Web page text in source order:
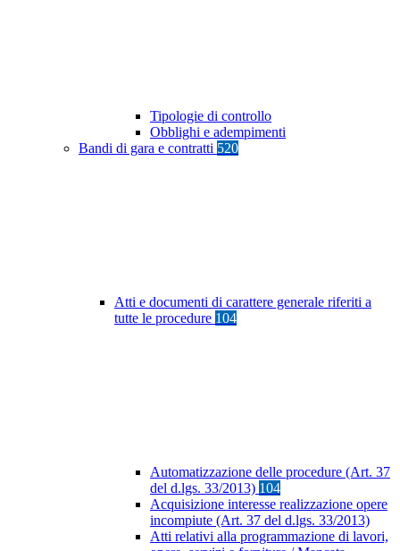
Tipologie di controllo
Obblighi e adempimenti
Bandi di gara e contratti 520
Atti e documenti di carattere generale riferiti a
tutte le procedure 104
Automatizzazione delle procedure (Art. 37
del d.lgs. 33/2013) 104
Acquisizione interesse realizzazione opere
incompiute (Art. 37 del d.lgs. 33/2013)
Atti relativi alla programmazione di lavori,